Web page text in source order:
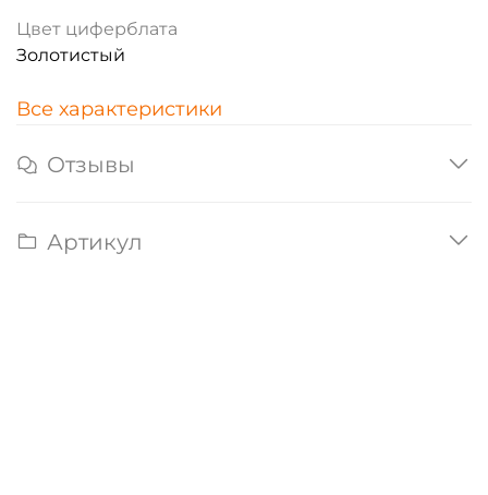
Цвет циферблата
Золотистый
Все характеристики
Отзывы
Артикул